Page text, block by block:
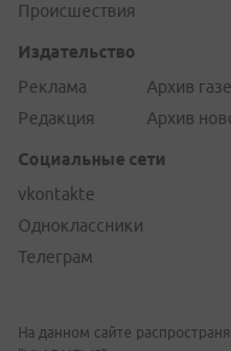
Происшествия
Издательство
Реклама
Редакция
Архив
Архив
Социальные сети
vkontakte
Одноклассники
Телеграм
На данном сайте